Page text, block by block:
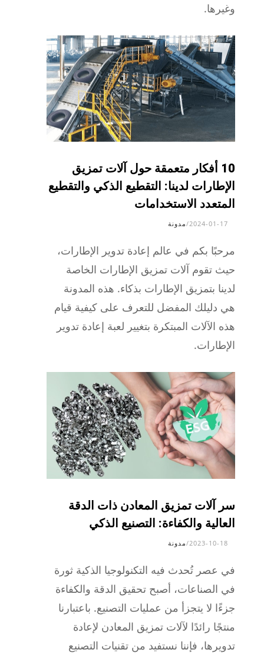
وغيرها.
10 أفكار متعمقة حول آلات تمزيق
الإطارات لدينا: التقطيع الذكي والتقطيع
المتعدد الاستخدامات
2024-01-17
/مدونة
مرحبًا بكم في عالم إعادة تدوير الإطارات،
حيث تقوم آلات تمزيق الإطارات الخاصة
لدينا بتمزيق الإطارات بذكاء. هذه المدونة
هي دليلك المفضل للتعرف على كيفية قيام
هذه الآلات المبتكرة بتغيير لعبة إعادة تدوير
الإطارات.
سر آلات تمزيق المعادن ذات الدقة
العالية والكفاءة: التصنيع الذكي
2023-10-18
/مدونة
في عصر تُحدث فيه التكنولوجيا الذكية ثورة
في الصناعات، أصبح تحقيق الدقة والكفاءة
جزءًا لا يتجزأ من عمليات التصنيع. باعتبارنا
منتجًا رائدًا لآلات تمزيق المعادن لإعادة
تدويرها، فإننا نستفيد من تقنيات التصنيع